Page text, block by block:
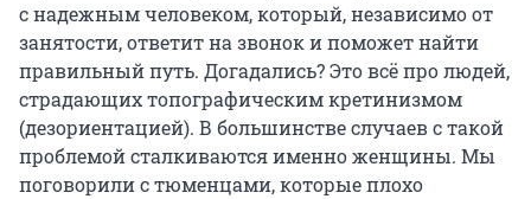
с надежным человеком, который, независимо от
занятости, ответит на звонок и поможет найти
правильный путь. Догадались? Это всё про людей,
страдающих топографическим кретинизмом
(дезориентацией). В большинстве случаев с такой
проблемой сталкиваются именно женщины. Мы
поговорили с тюменцами, которые плохо